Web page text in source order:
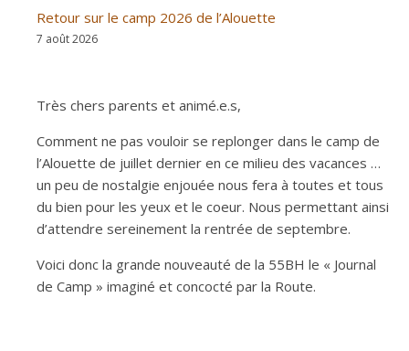
Retour sur le camp 2026 de l’Alouette
7 août 2026
Très chers parents et animé.e.s,
Comment ne pas vouloir se replonger dans le camp de
l’Alouette de juillet dernier en ce milieu des vacances …
un peu de nostalgie enjouée nous fera à toutes et tous
du bien pour les yeux et le coeur. Nous permettant ainsi
d’attendre sereinement la rentrée de septembre.
Voici donc la grande nouveauté de la 55BH le « Journal
de Camp » imaginé et concocté par la Route.